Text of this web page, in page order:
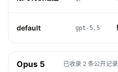
default gpt-5.5
Opus 5 已收录 2 条公开记